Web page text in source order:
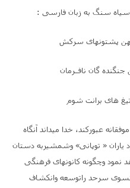
سیاه سنگ به زبان فارسی :
پشتونهای سرکش
گان نافــرمان
های برانت شوم
عبورکند، خدا میداند آنگاه
یاران « توپانی» وشمشیربه دستان
نمود وچگونه کانونهای فرهنگی
سرحد راتوسعه وانکشاف